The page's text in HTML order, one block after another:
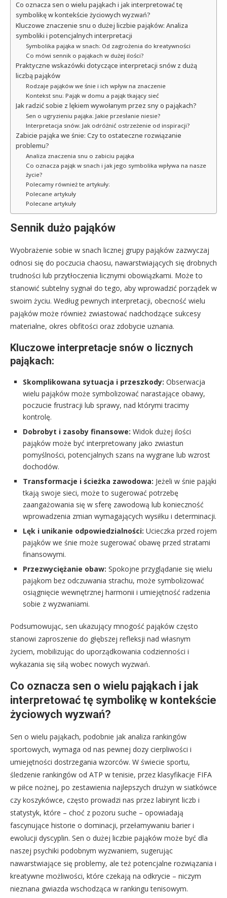
Co oznacza sen o wielu pająkach i jak interpretować tę
symbolikę w kontekście życiowych wyzwań?
Kluczowe znaczenie snu o dużej liczbie pająków: Analiza
symboliki i potencjalnych interpretacji
Symbolika pająka w snach: Od zagrożenia do kreatywności
Co mówi sennik o pająkach w dużej ilości?
Praktyczne wskazówki dotyczące interpretacji snów z dużą
liczbą pająków
Rodzaje pająków we śnie i ich wpływ na znaczenie
Kontekst snu: Pająk w domu a pająk tkający sieć
Jak radzić sobie z lękiem wywołanym przez sny o pająkach?
Sen o ugryzieniu pająka: Jakie przesłanie niesie?
Interpretacja snów: Jak odróżnić ostrzeżenie od inspiracji?
Zabicie pająka we śnie: Czy to ostateczne rozwiązanie
problemu?
Analiza znaczenia snu o zabiciu pająka
Co oznacza pająk w snach i jak jego symbolika wpływa na nasze
życie?
Polecamy również te artykuły:
Polecane artykuły
Polecane artykuły
Sennik dużo pająków
Wyobrażenie sobie w snach licznej grupy pająków zazwyczaj
odnosi się do poczucia chaosu, nawarstwiających się drobnych
trudności lub przytłoczenia licznymi obowiązkami. Może to
stanowić subtelny sygnał do tego, aby wprowadzić porządek w
swoim życiu. Według pewnych interpretacji, obecność wielu
pająków może również zwiastować nadchodzące sukcesy
materialne, okres obfitości oraz zdobycie uznania.
Kluczowe interpretacje snów o licznych
pająkach:
Skomplikowana sytuacja i przeszkody: Obserwacja
wielu pająków może symbolizować narastające obawy,
poczucie frustracji lub sprawy, nad którymi tracimy
kontrolę.
Dobrobyt i zasoby finansowe: Widok dużej ilości
pająków może być interpretowany jako zwiastun
pomyślności, potencjalnych szans na wygrane lub wzrost
dochodów.
Transformacje i ścieżka zawodowa: Jeżeli w śnie pająki
tkają swoje sieci, może to sugerować potrzebę
zaangażowania się w sferę zawodową lub konieczność
wprowadzenia zmian wymagających wysiłku i determinacji.
Lęk i unikanie odpowiedzialności: Ucieczka przed rojem
pająków we śnie może sugerować obawę przed stratami
finansowymi.
Przezwyciężanie obaw: Spokojne przyglądanie się wielu
pająkom bez odczuwania strachu, może symbolizować
osiągnięcie wewnętrznej harmonii i umiejętność radzenia
sobie z wyzwaniami.
Podsumowując, sen ukazujący mnogość pająków często
stanowi zaproszenie do głębszej refleksji nad własnym
życiem, mobilizując do uporządkowania codzienności i
wykazania się siłą wobec nowych wyzwań.
Co oznacza sen o wielu pająkach i jak
interpretować tę symbolikę w kontekście
życiowych wyzwań?
Sen o wielu pająkach, podobnie jak analiza rankingów
sportowych, wymaga od nas pewnej dozy cierpliwości i
umiejętności dostrzegania wzorców. W świecie sportu,
śledzenie rankingów od ATP w tenisie, przez klasyfikacje FIFA
w piłce nożnej, po zestawienia najlepszych drużyn w siatkówce
czy koszykówce, często prowadzi nas przez labirynt liczb i
statystyk, które – choć z pozoru suche – opowiadają
fascynujące historie o dominacji, przełamywaniu barier i
ewolucji dyscyplin. Sen o dużej liczbie pająków może być dla
naszej psychiki podobnym wyzwaniem, sugerując
nawarstwiające się problemy, ale też potencjalne rozwiązania i
kreatywne możliwości, które czekają na odkrycie – niczym
nieznana gwiazda wschodząca w rankingu tenisowym.